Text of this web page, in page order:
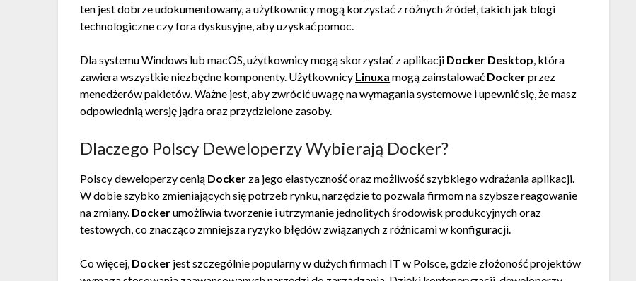
ten jest dobrze udokumentowany, a użytkownicy mogą korzystać z różnych źródeł, takich jak blogi
technologiczne czy fora dyskusyjne, aby uzyskać pomoc.
Dla systemu Windows lub macOS, użytkownicy mogą skorzystać z aplikacji Docker Desktop, która
zawiera wszystkie niezbędne komponenty. Użytkownicy Linuxa mogą zainstalować Dockerprzez
menedżerów pakietów. Ważne jest, aby zwrócić uwagę na wymagania systemowe i upewnić się, że masz
odpowiednią wersję jądra oraz przydzielone zasoby.
Dlaczego Polscy Deweloperzy Wybierają Docker?
Polscy deweloperzy cenią Docker za jego elastyczność oraz możliwość szybkiego wdrażania aplikacji.
W dobie szybko zmieniających się potrzeb rynku, narzędzie to pozwala firmom na szybsze reagowanie
na zmiany. Dockerumożliwia tworzenie i utrzymanie jednolitych środowisk produkcyjnych oraz
testowych, co znacząco zmniejsza ryzyko błędów związanych z różnicami w konfiguracji.
Co więcej, Docker jest szczególnie popularny w dużych firmach IT w Polsce, gdzie złożoność projektów